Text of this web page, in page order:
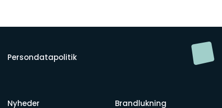
Persondatapolitik
Nyheder Brandlukning